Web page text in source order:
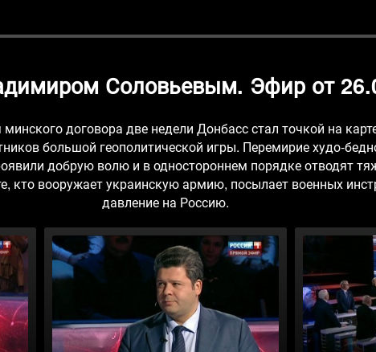
Соловьевым. Эфир от
договора две недели Донбасс стал точкой на
большой геополитической игры. Перемирие худо-
добрую волю и в одностороннем порядке отводят
кто вооружает украинскую армию, посылает военных
давление на Россию.